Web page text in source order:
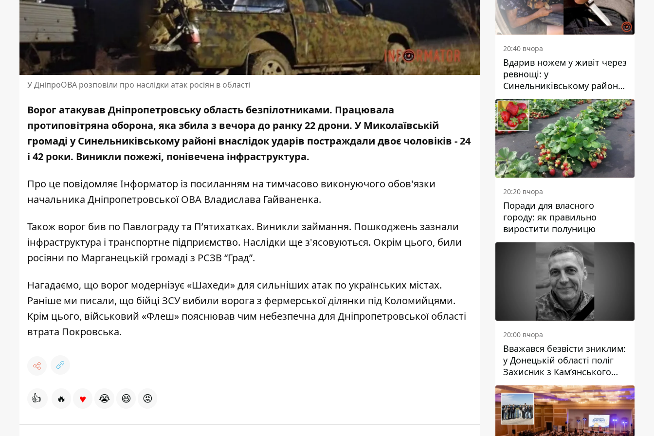
У ДніпроОВА розповіли про наслідки атак росіян в області
Ворог атакував Дніпропетровську область безпілотниками. Працювала
протиповітряна оборона, яка збила з вечора до ранку 22 дрони. У Миколаївській
громаді у Синельниківському районі внаслідок ударів постраждали двоє чоловіків - 24
і 42 роки. Виникли пожежі, понівечена інфраструктура.
Про це повідомляє Інформатор із посиланням на тимчасово виконуючого обов'язки
начальника Дніпропетровської ОВА Владислава Гайваненка.
Також ворог бив по Павлограду та П’ятихатках. Виникли займання. Пошкоджень зазнали
інфраструктура і транспортне підприємство. Наслідки ще з'ясовуються. Окрім цього, били
росіяни по Марганецькій громаді з РСЗВ “Град”.
Нагадаємо, що ворог модернізує «Шахеди»для сильніших атак по українських містах.
Раніше ми писали, що бійці ЗСУ вибили ворога з фермерської ділянки під Коломийцями.
Крім цього, військовий «Флеш» пояснював чим небезпечна для Дніпропетровської області
втрата Покровська.
👍 🔥 ♥ 😭 😆 😡
20:40 вчора
Вдарив ножем у живіт через
ревнощі: у
Синельниківському районі
затримали 49-річного
чоловіка за вбивство
20:20 вчора
Поради для власного
городу: як правильно
виростити полуницю
20:00 вчора
Вважався безвісти зниклим:
у Донецькій області поліг
Захисник з Кам’янського
Антон Красовський